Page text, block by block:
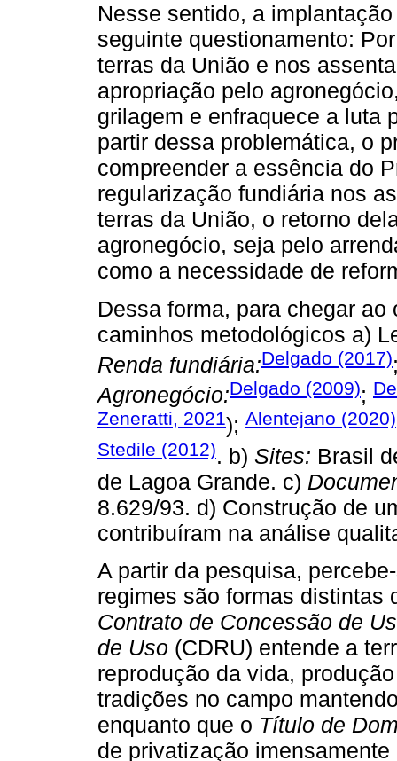
Nesse sentido, a
seguinte questionamento:
terras da União e nos
apropriação pelo
grilagem e enfraquece a luta
partir dessa problemática, o
compreender a essência do
regularização fundiária nos
terras da União, o retorno
agronegócio, seja pelo
como a necessidade de
Dessa forma, para chegar
caminhos metodológicos a)
Renda fundiária:Delgado (2017)
Agronegócio:Delgado (2009);
Zeneratti, 2021); Alentejano (2020)
Stedile (2012). b) Sites: Brasil
de Lagoa Grande. c)
8.629/93. d) Construção de
contribuíram na análise
A partir da pesquisa,
regimes são formas distintas
Contrato de Concessão de
de Uso (CDRU) entende a
reprodução da vida,
tradições no campo
enquanto que o Título de
de privatização